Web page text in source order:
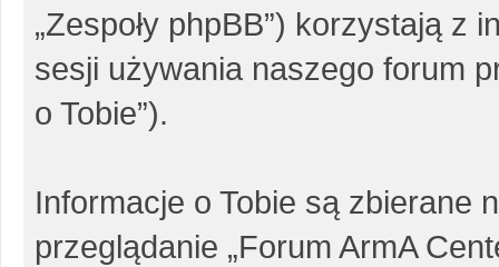
„Zespoły phpBB”) korzystają z
sesji używania naszego forum
o Tobie”).
Informacje o Tobie są zbierane
przeglądanie „Forum ArmA